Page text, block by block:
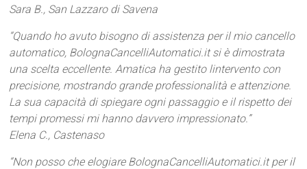
Sara B., San Lazzaro di Savena
“Quando ho avuto bisogno di assistenza per il mio cancello
automatico, BolognaCancelliAutomatici.it si è dimostrata
una scelta eccellente. Amatica ha gestito lintervento con
precisione, mostrando grande professionalità e attenzione.
La sua capacità di spiegare ogni passaggio e il rispetto dei
tempi promessi mi hanno davvero impressionato.”
Elena C., Castenaso
“Non posso che elogiare BolognaCancelliAutomatici.it per il